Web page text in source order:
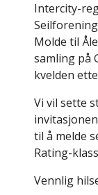
Intercity-
Molde til
samling på
kvelden
Vi vil sette
til å melde
Rating-
Vennlig